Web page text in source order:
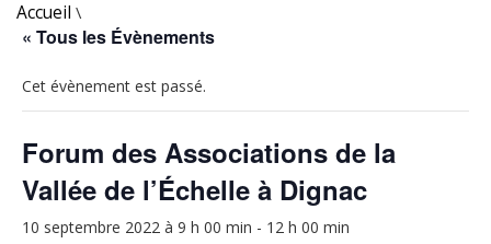
Accueil \
« Tous les Évènements
Cet évènement est passé.
Forum des Associations de la
Vallée de l’Échelle à Dignac
10 septembre 2022 à 9 h 00 min - 12 h 00 min